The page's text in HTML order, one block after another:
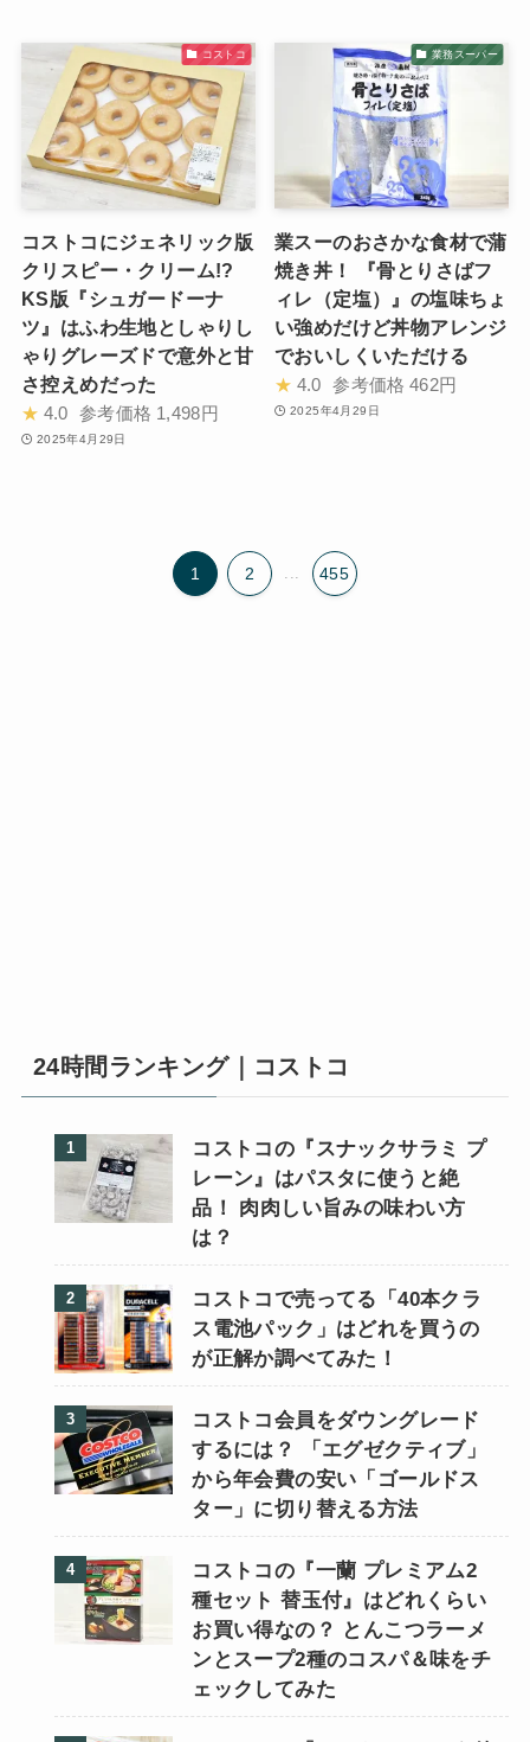
コストコ
コストコにジェネリック版
クリスピー・クリーム!?
KS版『シュガードーナ
ツ』はふわ生地としゃりし
ゃりグレーズドで意外と甘
さ控えめだった
★ 4.0 参考価格 1,498円
2025年4月29日
業務スーパー
業スーのおさかな食材で蒲
焼き丼！ 『骨とりさばフ
ィレ（定塩）』の塩味ちょ
い強めだけど丼物アレンジ
でおいしくいただける
★ 4.0 参考価格 462円
2025年4月29日
1 2 455
24時間ランキング｜コストコ
コストコの『スナックサラミ プ
レーン』はパスタに使うと絶
品！ 肉肉しい旨みの味わい方
は？
コストコで売ってる「40本クラ
ス電池パック」はどれを買うの
が正解か調べてみた！
コストコ会員をダウングレード
するには？ 「エグゼクティブ」
から年会費の安い「ゴールドス
ター」に切り替える方法
コストコの『一蘭 プレミアム2
種セット 替玉付』はどれくらい
お買い得なの？ とんこつラーメ
ンとスープ2種のコスパ＆味をチ
ェックしてみた